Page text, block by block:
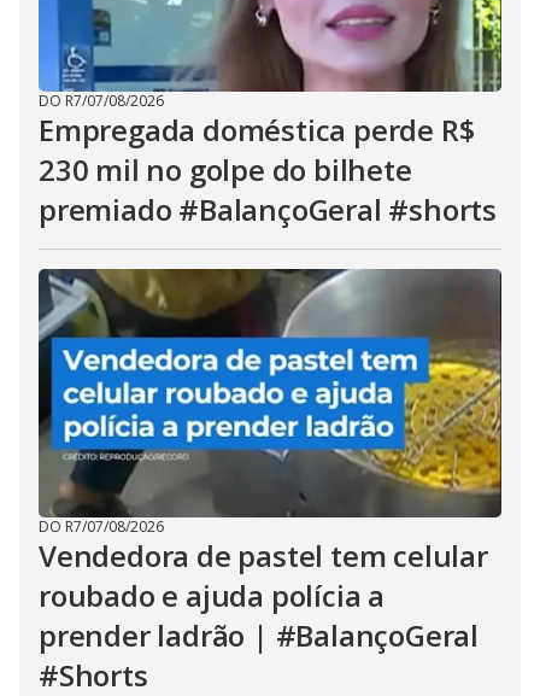
DO R7/07/08/2026
Empregada doméstica perde R$
230 mil no golpe do bilhete
premiado #BalançoGeral #shorts
DO R7/07/08/2026
Vendedora de pastel tem celular
roubado e ajuda polícia a
prender ladrão | #BalançoGeral
#Shorts